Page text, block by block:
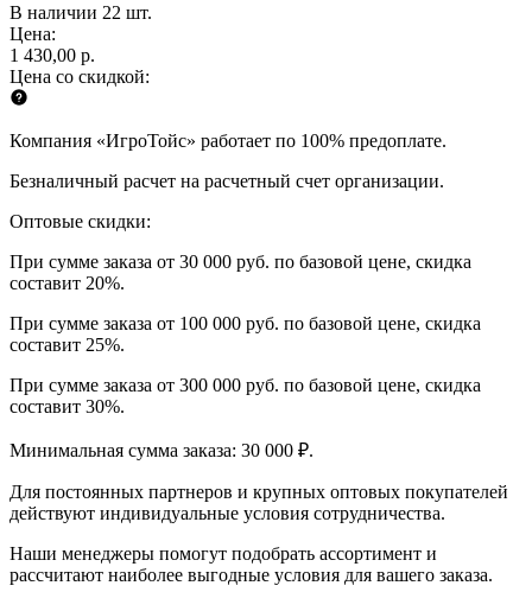
В наличии 22 шт.
Цена:
1 430,00 р.
Цена со скидкой:
Компания «ИгроТойс» работает по 100% предоплате.
Безналичный расчет на расчетный счет организации.
Оптовые скидки:
При сумме заказа от 30 000 руб. по базовой цене, скидка
составит 20%.
При сумме заказа от 100 000 руб. по базовой цене, скидка
составит 25%.
При сумме заказа от 300 000 руб. по базовой цене, скидка
составит 30%.
Минимальная сумма заказа: 30 000 ₽.
Для постоянных партнеров и крупных оптовых покупателей
действуют индивидуальные условия сотрудничества.
Наши менеджеры помогут подобрать ассортимент и
рассчитают наиболее выгодные условия для вашего заказа.